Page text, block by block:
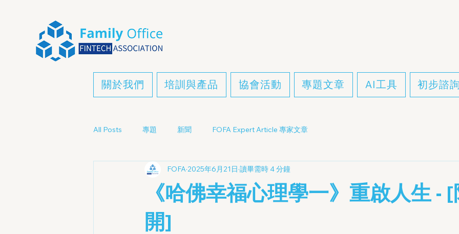
關於我們 培訓與產品 協會活動 專題文章 AI工具 初步諮
All Posts 專題 新聞 FOFA Expert Article 專家文章
《哈佛幸福心理學一》重啟人生 -
開]
FOFA2025年6月21日 讀畢需時 4 分鐘